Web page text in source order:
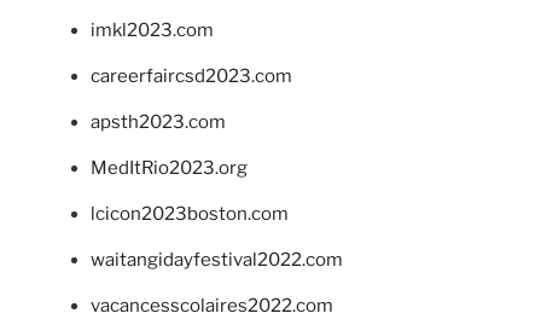
imkl2023.com
careerfaircsd2023.com
apsth2023.com
MedItRio2023.org
lcicon2023boston.com
waitangidayfestival2022.com
vacancesscolaires2022.com